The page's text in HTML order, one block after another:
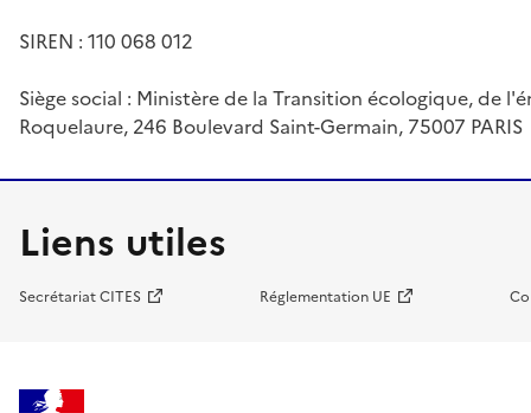
SIREN : 110 068 012
Siège social : Ministère de la Transition écologique, de
Roquelaure, 246 Boulevard Saint-Germain, 75007 PARIS
Liens utiles
Secrétariat CITES Réglementation UE